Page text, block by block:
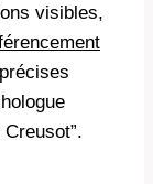
visibles,